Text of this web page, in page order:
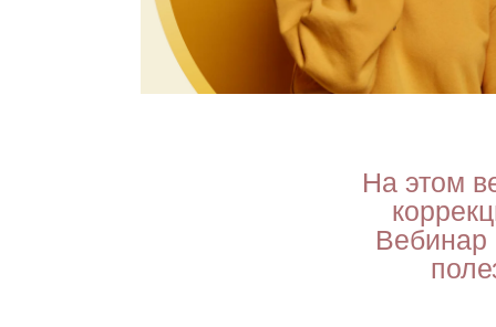
На этом
Вебинар